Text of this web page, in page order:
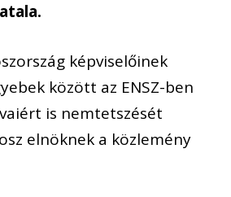
képviselőinek
között az ENSZ-ben
is nemtetszését
elnöknek a közlemény